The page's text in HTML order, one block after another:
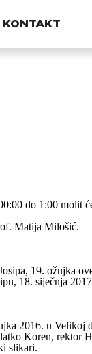
KONTAKT
do 1:00 molit
Matija Milošić.
19. ožujka
18. siječnja
2016. u Velikoj
Koren, rektor
slikari.